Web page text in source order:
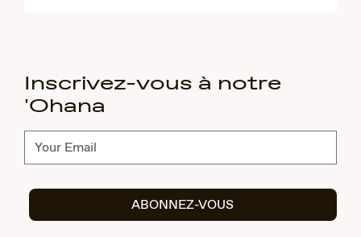
Inscrivez-vous à notre
'Ohana
Abonnez-
vous
ABONNEZ-VOUS